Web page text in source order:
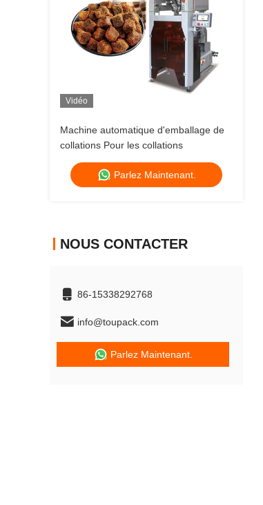
Vidéo
Machine automatique d'emballage de
collations Pour les collations
Parlez Maintenant.
NOUS CONTACTER
86-15338292768
info@toupack.com
Parlez Maintenant.